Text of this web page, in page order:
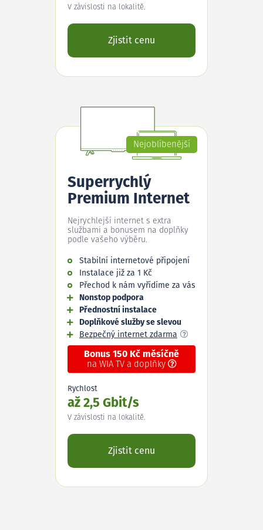
V závislosti na lokalitě.
Zjistit cenu
Nejoblíbenější
Superrychlý
Premium Internet
Nejrychlejší internet s extra
službami a bonusem na doplňky
podle vašeho výběru.
Stabilní internetové připojení
Instalace již za 1 Kč
Přechod k nám vyřídíme za vás
Nonstop podpora
Přednostní instalace
Doplňkové služby se slevou
Bezpečný internet zdarma
Bonus 150 Kč měsíčně
na WIA TV a doplňky
Rychlost
až 2,5 Gbit/s
V závislosti na lokalitě.
Zjistit cenu